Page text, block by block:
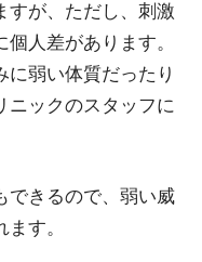
すが、ただし、刺激
人差があります。
弱い体質だったり
ニックのスタッフに
できるので、弱い威
す。